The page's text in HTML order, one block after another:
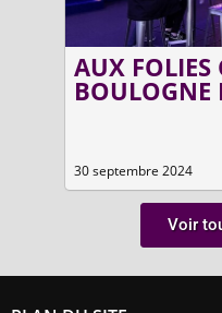
AUX FOLIES
BOULOGNE
30 septembre 2024
Voir